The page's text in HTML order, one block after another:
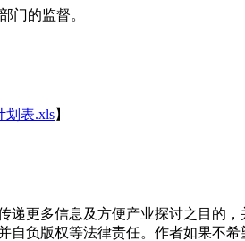
门的监督。
划表.xls】
更多信息及方便产业探讨之目的
负版权等法律责任。作者如果不